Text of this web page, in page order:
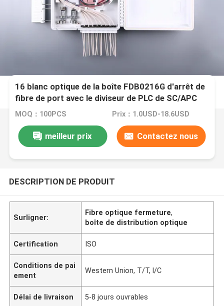
16 blanc optique de la boîte FDB0216G d'arrêt de
fibre de port avec le diviseur de PLC de SC/APC
MOQ：100PCS Prix：1.0USD-18.6USD
meilleur prix Contactez nous
DESCRIPTION DE PRODUIT
Surligner:
Fibre optique fermeture,
boîte de distribution optique
Certification ISO
Conditions de pai
ement
Western Union, T/T, l/C
Délai de livraison 5-8 jours ouvrables